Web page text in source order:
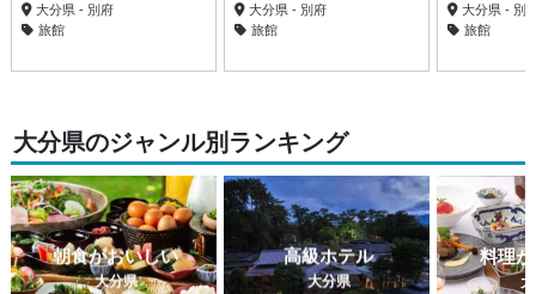
大分県 - 別府
旅館
大分県 - 別府
旅館
大分県 - 別
旅館
大分県のジャンル別ランキング
朝食がおいしい
大分県
高級ホテル
大分県
料理